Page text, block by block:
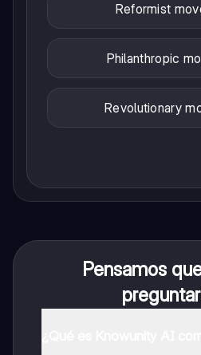
Reformist
Philanthropic
Revolutionary
Pensamos